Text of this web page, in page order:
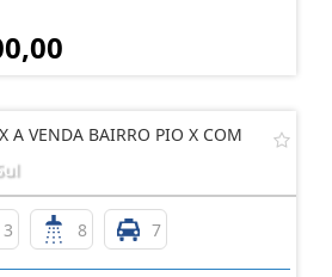
A VENDA BAIRRO PIO X COM
3 8 7